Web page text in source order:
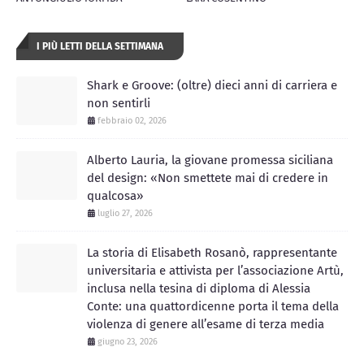
I PIÙ LETTI DELLA SETTIMANA
Shark e Groove: (oltre) dieci anni di carriera e
non sentirli
febbraio 02, 2026
Alberto Lauria, la giovane promessa siciliana
del design: «Non smettete mai di credere in
qualcosa»
luglio 27, 2026
La storia di Elisabeth Rosanò, rappresentante
universitaria e attivista per l’associazione Artù,
inclusa nella tesina di diploma di Alessia
Conte: una quattordicenne porta il tema della
violenza di genere all’esame di terza media
giugno 23, 2026